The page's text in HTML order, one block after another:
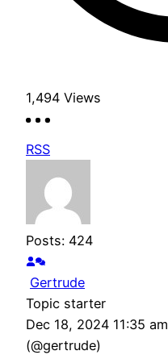
1,494 Views
RSS
Posts: 424
Gertrude
Topic starter
Dec 18, 2024 11:35 am
(@gertrude)